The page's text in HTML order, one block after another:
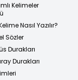
Kelimeler
Nasıl Yazılır?
Sözler
Durakları
Durakları